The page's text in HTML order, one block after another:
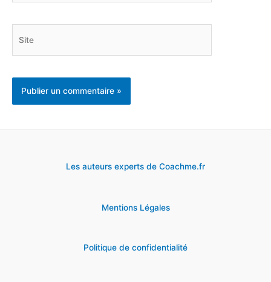
Les auteurs experts de Coachme.fr
Mentions Légales
Politique de confidentialité